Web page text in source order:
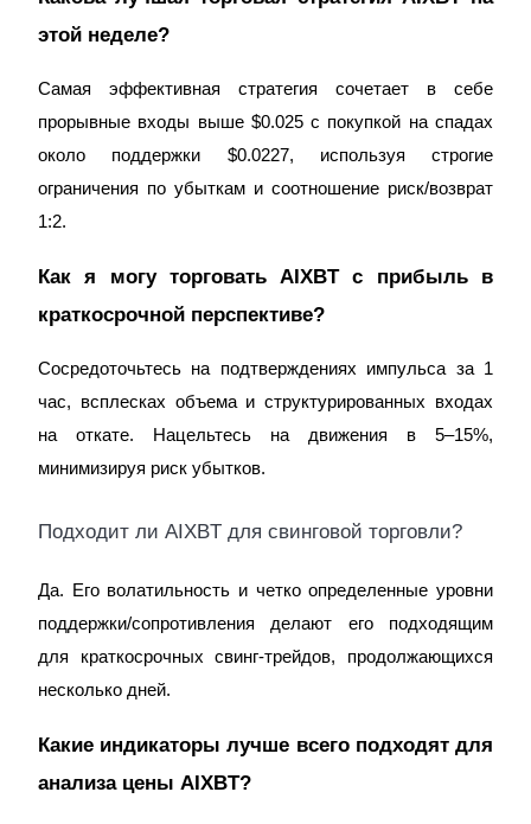
этой неделе?
Самая эффективная стратегия сочетает в себе
прорывные входы выше $0.025 с покупкой на спадах
около поддержки $0.0227, используя строгие
ограничения по убыткам и соотношение риск/возврат
1:2.
Как я могу торговать AIXBT с прибыль в
краткосрочной перспективе?
Сосредоточьтесь на подтверждениях импульса за 1
час, всплесках объема и структурированных входах
на откате. Нацельтесь на движения в 5–15%,
минимизируя риск убытков.
Подходит ли AIXBT для свинговой торговли?
Да. Его волатильность и четко определенные уровни
поддержки/сопротивления делают его подходящим
для краткосрочных свинг-трейдов, продолжающихся
несколько дней.
Какие индикаторы лучше всего подходят для
анализа цены AIXBT?